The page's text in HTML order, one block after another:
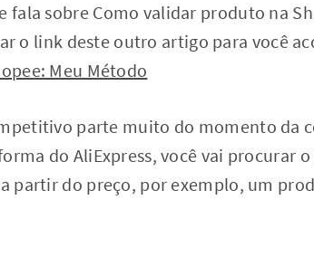
fala sobre Como validar produto na
o link deste outro artigo para você
Meu Método
parte muito do momento da
do AliExpress, você vai procurar
partir do preço, por exemplo, um